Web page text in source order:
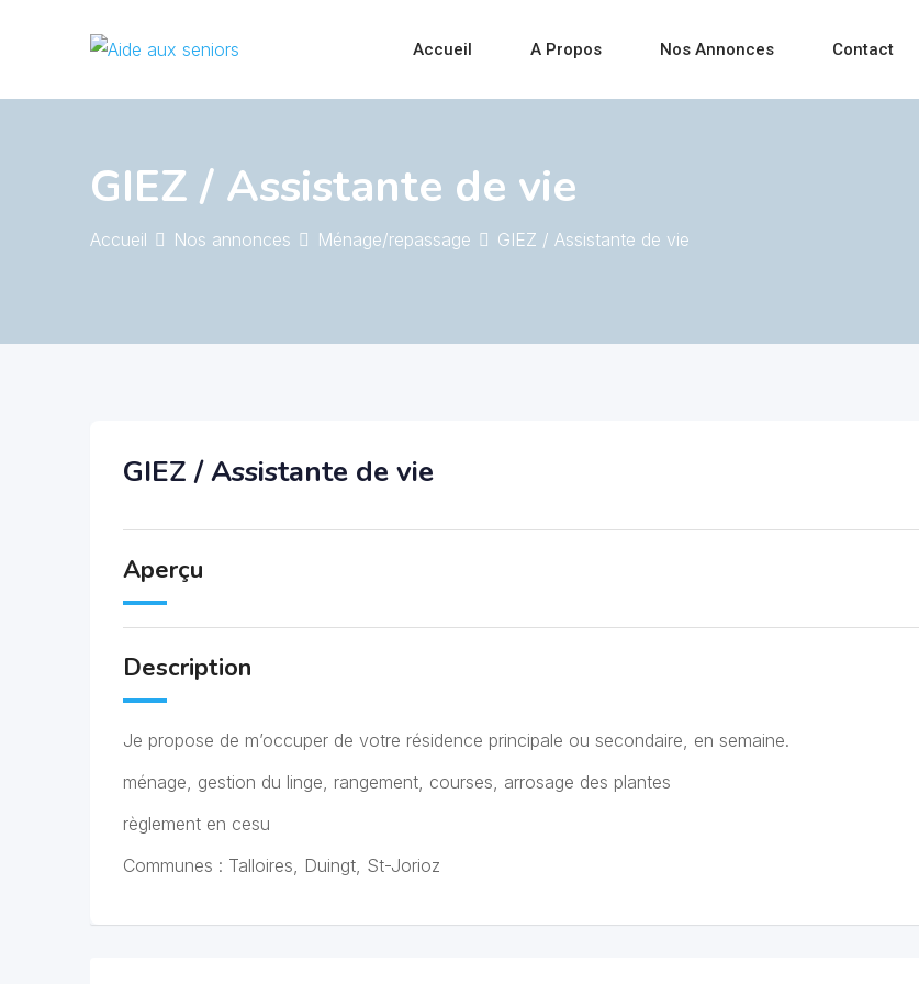
Accueil A Propos Nos Annonces Contact
GIEZ / Assistante de vie
Accueil Nos annonces Ménage/repassage GIEZ / Assistante de vie
GIEZ / Assistante de vie
Aperçu
Description
Je propose de m’occuper de votre résidence principale ou secondaire, en semaine.
ménage, gestion du linge, rangement, courses, arrosage des plantes
règlement en cesu
Communes : Talloires, Duingt, St-Jorioz